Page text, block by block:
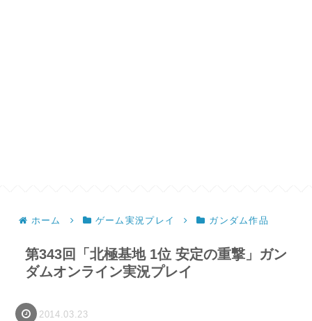
ホーム ゲーム実況プレイ ガンダム作品
第343回「北極基地 1位 安定の重撃」ガン
ダムオンライン実況プレイ
2014.03.23